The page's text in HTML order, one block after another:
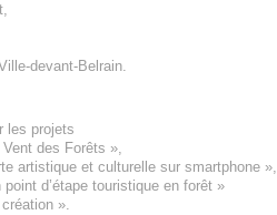
,
devant-Belrain.
les projets
des Forêts »,
artistique et culturelle sur smartphone »,
point d’étape touristique en forêt »
création ».